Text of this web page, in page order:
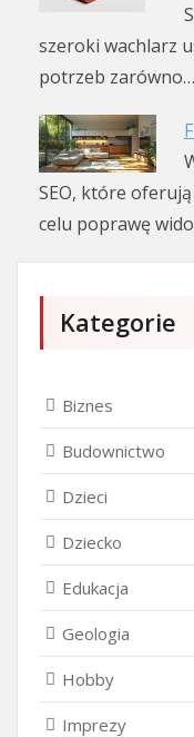
szeroki wachlarz
potrzeb zarówno…
SEO, które
celu poprawę
Kategorie
Biznes
Budownictwo
Dzieci
Dziecko
Edukacja
Geologia
Hobby
Imprezy